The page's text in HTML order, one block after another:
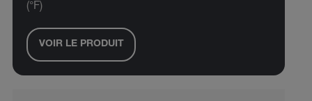
(°F)
VOIR LE PRODUIT